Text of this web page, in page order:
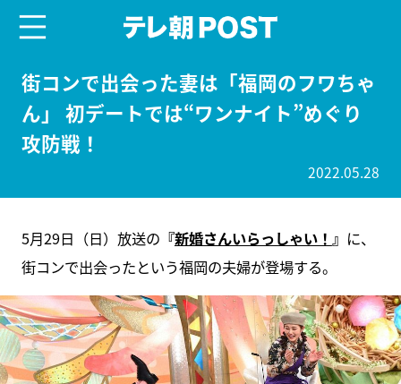
街コンで出会った妻は「福岡のフワちゃ
ん」 初デートでは“ワンナイト”めぐり
攻防戦！
2022.05.28
5月29日（日）放送の 『新婚さんいらっしゃい！ 』 に、
街コンで出会ったという福岡の夫婦が登場する。